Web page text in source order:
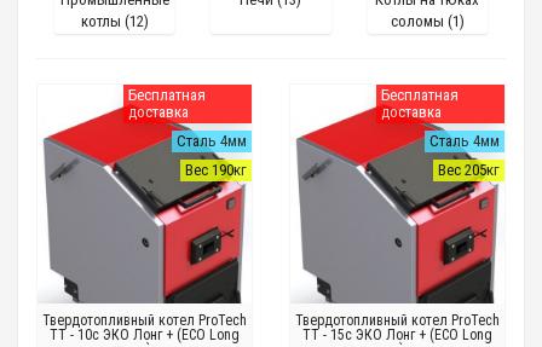
котлы (12)
соломы (1)
Бесплатная
доставка
Сталь 4мм
Вес 190кг
Твердотопливный котел ProTech
ТТ - 10с ЭКО Лонг + (ECO Long
Бесплатная
доставка
Сталь 4мм
Вес 205кг
Твердотопливный котел ProTech
ТТ - 15с ЭКО Лонг + (ECO Long